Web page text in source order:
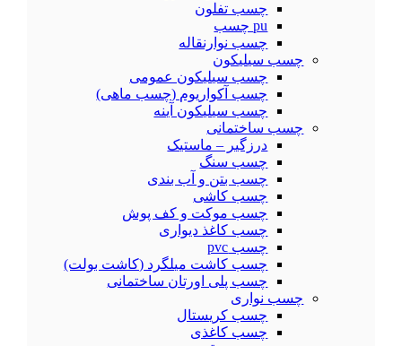
چسب تفلون
pu چسب
چسب نوارنقاله
چسب سیلیکون
چسب سیلیکون عمومی
چسب آکواریوم (چسب ماهی)
چسب سیلیکون آینه
چسب ساختمانی
درزگیر – ماستیک
چسب سنگ
چسب بتن و آب بندی
چسب کاشی
چسب موکت و کف پوش
چسب کاغذ دیواری
چسب pvc
چسب کاشت میلگرد (کاشت بولت)
چسب پلی اورتان ساختمانی
چسب نواری
چسب کریستال
چسب کاغذی